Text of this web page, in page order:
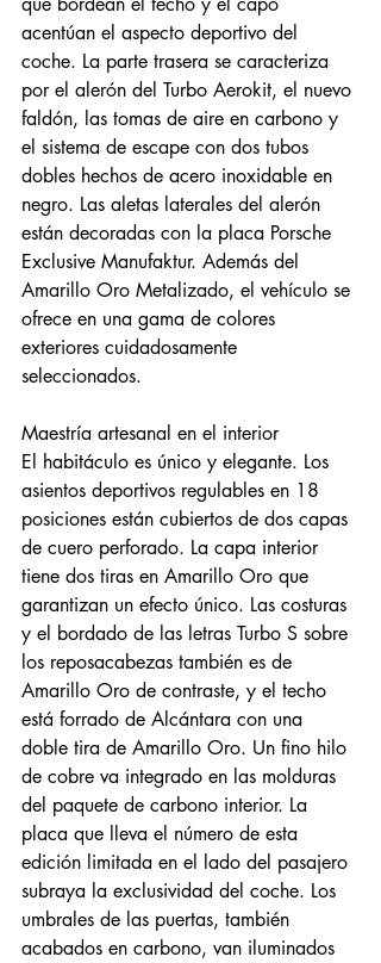
acentúan el aspecto deportivo del
coche. La parte trasera se caracteriza
por el alerón del Turbo Aerokit, el nuevo
faldón, las tomas de aire en carbono y
el sistema de escape con dos tubos
dobles hechos de acero inoxidable en
negro. Las aletas laterales del alerón
están decoradas con la placa Porsche
Exclusive Manufaktur. Además del
Amarillo Oro Metalizado, el vehículo se
ofrece en una gama de colores
exteriores cuidadosamente
seleccionados.
Maestría artesanal en el interior
El habitáculo es único y elegante. Los
asientos deportivos regulables en 18
posiciones están cubiertos de dos capas
de cuero perforado. La capa interior
tiene dos tiras en Amarillo Oro que
garantizan un efecto único. Las costuras
y el bordado de las letras Turbo S sobre
los reposacabezas también es de
Amarillo Oro de contraste, y el techo
está forrado de Alcántara con una
doble tira de Amarillo Oro. Un fino hilo
de cobre va integrado en las molduras
del paquete de carbono interior. La
placa que lleva el número de esta
edición limitada en el lado del pasajero
subraya la exclusividad del coche. Los
umbrales de las puertas, también
acabados en carbono, van iluminados